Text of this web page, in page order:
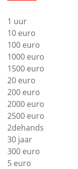
1 uur
10 euro
100 euro
1000 euro
1500 euro
20 euro
200 euro
2000 euro
2500 euro
2dehands
30 jaar
300 euro
5 euro